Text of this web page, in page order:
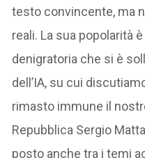
testo convincente, ma
reali. La sua popolarità
denigratoria che si è
dell’IA, su cui
rimasto immune il
Repubblica Sergio
posto anche tra i temi